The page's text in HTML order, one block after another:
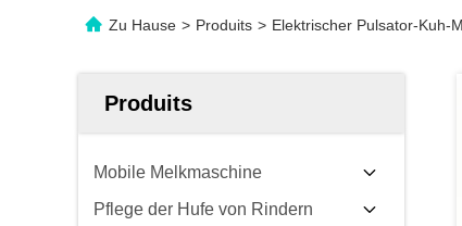
Zu Hause > Produits > Elektrischer Pulsator-Kuh-
Produits
Mobile Melkmaschine
Pflege der Hufe von Rindern